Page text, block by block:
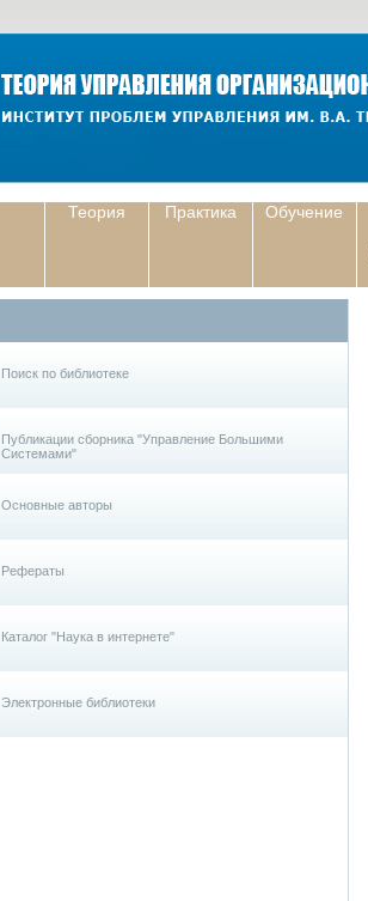
Теория Практика Обучение
Поиск по библиотеке
Публикации сборника "Управление Большими
Системами"
Основные авторы
Рефераты
Каталог "Наука в интернете"
Электронные библиотеки